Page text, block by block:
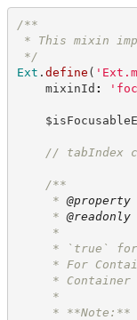
/**
* This mixin
*/
Ext . define ( '
mixinId : '
// tabIndex
/**
* @property
* @readonly
*
* `true` for
* For
* Container
*
* **Note:** It